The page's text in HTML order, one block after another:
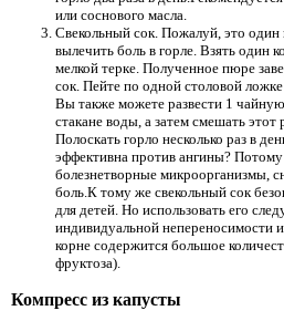
или соснового масла.
Свекольный сок. Пожалуй, это
вылечить боль в горле. Взять один
мелкой терке. Полученное пюре
сок. Пейте по одной столовой
Вы также можете развести 1
стакане воды, а затем смешать этот
Полоскать горло несколько раз в
эффективна против ангины?
болезнетворные микроорганизмы,
боль.К тому же свекольный сок
для детей. Но использовать его
индивидуальной непереносимости
корне содержится большое
фруктоза).
Компресс из капусты